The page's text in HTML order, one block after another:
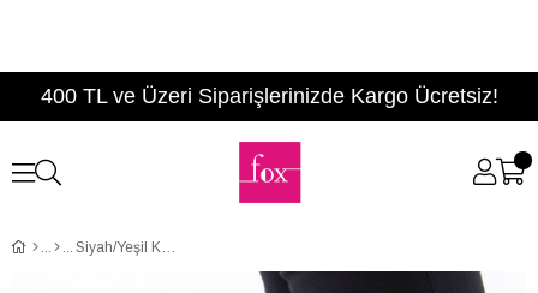
400 TL ve Üzeri Siparişlerinizde Kargo Ücretsiz!
Siyah/Yeşil Kadın Bot E726350002